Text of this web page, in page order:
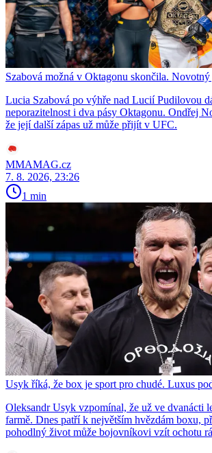
Szabová možná v Oktagonu skončila.
Lucia Szabová po výhře nad Lucií Pudilovou
neporazitelnost i dva pásy Oktagonu. Ondřej
že její další zápas už může přijít v UFC.
MMAMAG.cz
7. 8. 2026, 23:26
1 min
Usyk říká, že box je sport pro chudé. Luxus
Oleksandr Usyk vzpomínal, že už ve dvanácti
farmě. Dnes patří k největším hvězdám boxu,
pohodlný život může bojovníkovi vzít ochotu